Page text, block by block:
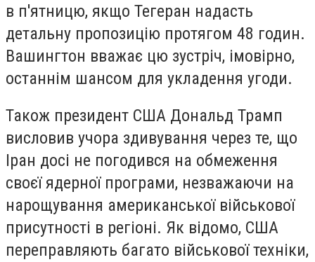
в п'ятницю, якщо Тегеран надасть
детальну пропозицію протягом 48 годин.
Вашингтон вважає цю зустріч, імовірно,
останнім шансом для укладення угоди.
Також президент США Дональд Трамп
висловив учора здивування через те, що
Іран досі не погодився на обмеження
своєї ядерної програми, незважаючи на
нарощування американської військової
присутності в регіоні. Як відомо, США
переправляють багато військової техніки,